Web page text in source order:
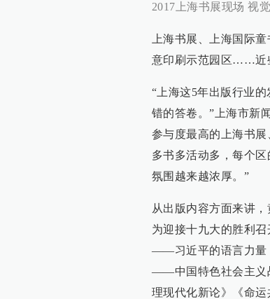
2017上海书展现场 视
上海书展、上海国际
意印刷示范园区……近
“上海这5年出版行业
错的答卷。”上海市新
参与度最高的上海书
多书多活动多，每个
氛围越来越浓厚。”
从出版内容方面来讲
为迎接十九大的胜利
——习近平的语言力量
——中国特色社会主义
理现代化新论》《命